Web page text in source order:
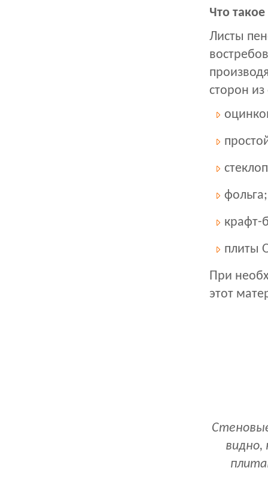
Что
Листы
сторон
фольга;
крафт-
плиты
При
этот
видно,